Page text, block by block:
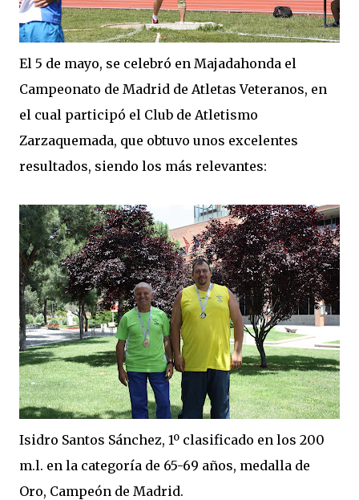
El 5 de mayo, se celebró en Majadahonda el
Campeonato de Madrid de Atletas Veteranos, en
el cual participó el Club de Atletismo
Zarzaquemada, que obtuvo unos excelentes
resultados, siendo los más relevantes:
Isidro Santos Sánchez, 1º clasificado en los 200
m.l. en la categoría de 65-69 años, medalla de
Oro, Campeón de Madrid.